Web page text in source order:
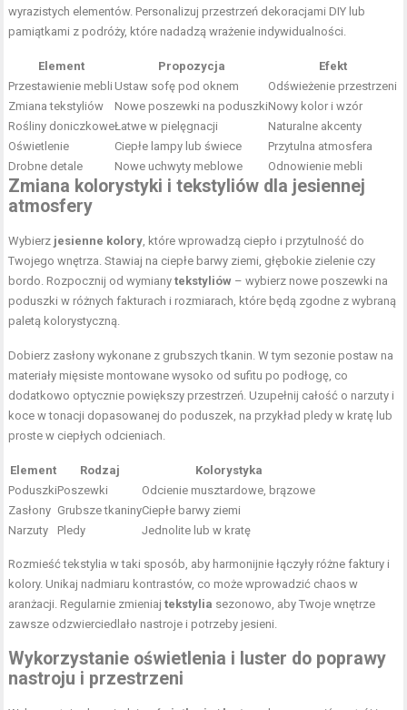
wyrazistych elementów. Personalizuj przestrzeń dekoracjami DIY lub
pamiątkami z podróży, które nadadzą wrażenie indywidualności.
Element Propozycja
Efekt
Przestawienie mebli Ustaw sofę pod oknem
Odświeżenie przestrzeni
Zmiana tekstyliów
Nowe poszewki na poduszkiNowy kolor i wzór
Rośliny doniczkoweŁatwe w pielęgnacji
Naturalne akcenty
Oświetlenie
Ciepłe lampy lub świece
Przytulna atmosfera
Drobne detale
Nowe uchwyty meblowe Odnowienie mebli
Zmiana kolorystyki i tekstyliów dla jesiennej
atmosfery
Wybierz jesienne kolory, które wprowadzą ciepło i przytulność do
Twojego wnętrza. Stawiaj na ciepłe barwy ziemi, głębokie zielenie czy
bordo. Rozpocznij od wymianytekstyliów – wybierz nowe poszewki na
poduszki w różnych fakturach i rozmiarach, które będą zgodne z wybraną
paletą kolorystyczną.
Dobierz zasłony wykonane z grubszych tkanin. W tym sezonie postaw na
materiały mięsiste montowane wysoko od sufitu po podłogę, co
dodatkowo optycznie powiększy przestrzeń. Uzupełnij całość o narzuty i
koce w tonacji dopasowanej do poduszek, na przykład pledy w kratę lub
proste w ciepłych odcieniach.
Element Rodzaj
Kolorystyka
PoduszkiPoszewki
Odcienie musztardowe, brązowe
Zasłony Grubsze tkaninyCiepłe barwy ziemi
Narzuty
Pledy Jednolite lub w kratę
Rozmieść tekstylia w taki sposób, aby harmonijnie łączyły różne faktury i
kolory. Unikaj nadmiaru kontrastów, co może wprowadzić chaos w
aranżacji. Regularnie zmieniajtekstylia sezonowo, aby Twoje wnętrze
zawsze odzwierciedlało nastroje i potrzeby jesieni.
Wykorzystanie oświetlenia i luster do poprawy
nastroju i przestrzeni